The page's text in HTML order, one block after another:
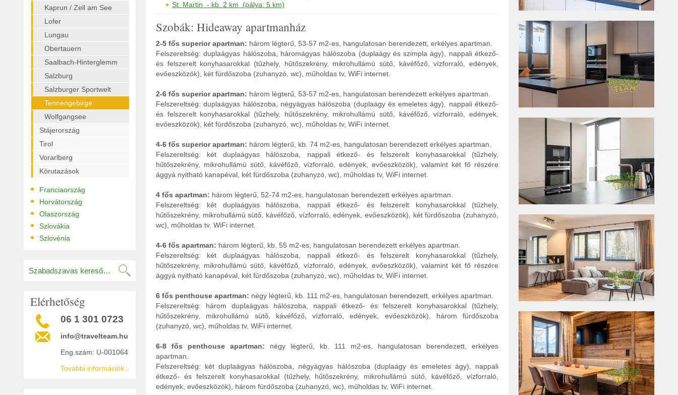
Kaprun / Zell am See
Lofer
Lungau
Obertauern
Saalbach-Hinterglemm
Salzburg
Salzburger Sportwelt
Tennengebirge
Wolfgangsee
Stájerország
Tirol
Vorarlberg
Körutazások
• Franciaország
• Horvátország
• Olaszország
• Szlovákia
• Szlovénia
Elérhetőség
06 1 301 0723
info@travelteam.hu
Eng.szám: U-001064
További információk...
St. Martin - kb. 2 km (pálya: 5 km)
Szobák: Hideaway apartmanház
2-5 fős superior apartman: három légterű, 53-57 m2-es, hangulatosan berendezett, erkélyes apartman.
Felszereltség: duplaágyas hálószoba, háromágyas hálószoba (duplaágy és szimpla ágy), nappali étkező-
és felszerelt konyhasarokkal (tűzhely, hűtőszekrény, mikrohullámú sütő, kávéfőző, vízforraló, edények,
evőeszközök), két fürdőszoba (zuhanyzó, wc), műholdas tv, WiFi internet.
2-6 fős superior apartman: három légterű, 53-57 m2-es, hangulatosan berendezett erkélyes apartman.
Felszereltség: duplaágyas hálószoba, négyágyas hálószoba (duplaágy és emeletes ágy), nappali étkező-
és felszerelt konyhasarokkal (tűzhely, hűtőszekrény, mikrohullámú sütő, kávéfőző, vízforraló, edények,
evőeszközök), két fürdőszoba (zuhanyzó, wc), műholdas tv, WiFi internet.
4-6 fős superior apartman: három légterű, kb. 74 m2-es, hangulatosan berendezett erkélyes apartman.
Felszereltség: két duplaágyas hálószoba, nappali étkező- és felszerelt konyhasarokkal (tűzhely,
hűtőszekrény, mikrohullámú sütő, kávéfőző, vízforraló, edények, evőeszközök), valamint két fő részére
ággyá nyitható kanapéval, két fürdőszoba (zuhanyzó, wc), műholdas tv, WiFi internet.
4 fős apartman: három légterű, 52-74 m2-es, hangulatosan berendezett erkélyes apartman.
Felszereltség: két duplaágyas hálószoba, nappali étkező- és felszerelt konyhasarokkal (tűzhely,
hűtőszekrény, mikrohullámú sütő, kávéfőző, vízforraló, edények, evőeszközök), két fürdőszoba (zuhanyzó,
wc), műholdas tv, WiFi internet.
4-6 fős apartman: három légterű, kb. 55 m2-es, hangulatosan berendezett erkélyes apartman.
Felszereltség: két duplaágyas hálószoba, nappali étkező- és felszerelt konyhasarokkal (tűzhely,
hűtőszekrény, mikrohullámú sütő, kávéfőző, vízforraló, edények, evőeszközök), valamint két fő részére
ággyá nyitható kanapéval, két fürdőszoba (zuhanyzó, wc), műholdas tv, WiFi internet.
6 fős penthouse apartman: négy légterű, kb. 111 m2-es, hangulatosan berendezett, erkélyes apartman.
Felszereltség: három duplaágyas hálószoba, nappali étkező- és felszerelt konyhasarokkal (tűzhely,
hűtőszekrény, mikrohullámú sütő, kávéfőző, vízforraló, edények, evőeszközök), három fürdőszoba
(zuhanyzó, wc), műholdas tv, WiFi internet.
6-8 fős penthouse apartman: négy légterű, kb. 111 m2-es, hangulatosan berendezett, erkélyes
apartman.
Felszereltség: két duplaágyas hálószoba, négyágyas hálószoba (duplaágy és emeletes ágy), nappali
étkező- és felszerelt konyhasarokkal (tűzhely, hűtőszekrény, mikrohullámú sütő, kávéfőző, vízforraló,
edények, evőeszközök), három fürdőszoba (zuhanyzó, wc), műholdas tv, WiFi internet.